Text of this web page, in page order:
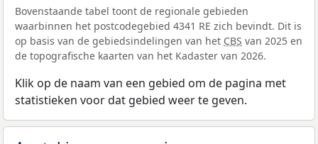
Bovenstaande tabel toont de regionale gebieden
waarbinnen het postcodegebied 4341 RE zich bevindt. Dit is
op basis van de gebiedsindelingen van het CBS van 2025 en
de topografische kaarten van het Kadaster van 2026.
Klik op de naam van een gebied om de pagina met
statistieken voor dat gebied weer te geven.